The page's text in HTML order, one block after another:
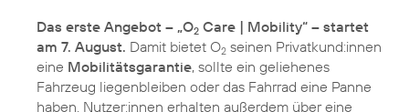
Das erste Angebot – „O2 Care | Mobility“ – startet
am 7. August. Damit bietet O2 seinen Privatkund:innen
eine Mobilitätsgarantie, sollte ein geliehenes
Fahrzeug liegenbleiben oder das Fahrrad eine Panne
haben. Nutzer:innen erhalten außerdem über eine